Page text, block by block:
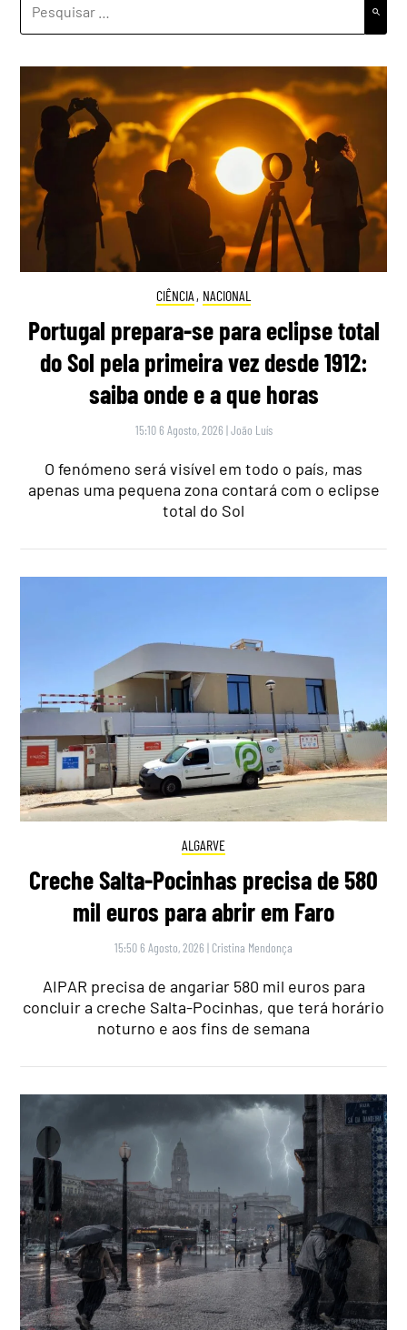
POR:
CIÊNCIA , NACIONAL
Portugal prepara-se para eclipse total
do Sol pela primeira vez desde 1912:
saiba onde e a que horas
15:10 6 Agosto, 2026 |João Luís
O fenómeno será visível em todo o país, mas
apenas uma pequena zona contará com o eclipse
total do Sol
ALGARVE
Creche Salta-Pocinhas precisa de 580
mil euros para abrir em Faro
15:50 6 Agosto, 2026 | Cristina Mendonça
AIPAR precisa de angariar 580 mil euros para
concluir a creche Salta-Pocinhas, que terá horário
noturno e aos fins de semana